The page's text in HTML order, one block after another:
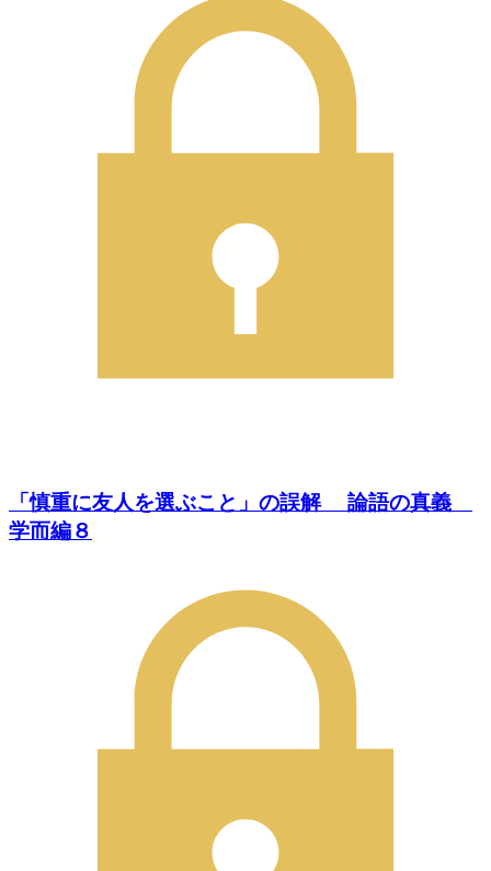
「慎重に友人を選ぶこと」の誤解 論語の真義
学而編８